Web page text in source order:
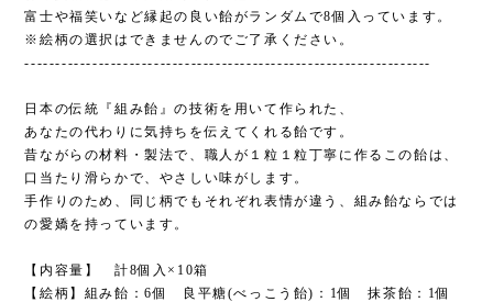
富士や福笑いなど縁起の良い飴がランダムで8個入っています。
※絵柄の選択はできませんのでご了承ください。
------------------------------------------------------------------
日本の伝統『組み飴』の技術を用いて作られた、
あなたの代わりに気持ちを伝えてくれる飴です。
昔ながらの材料・製法で、職人が１粒１粒丁寧に作るこの飴は、
口当たり滑らかで、やさしい味がします。
手作りのため、同じ柄でもそれぞれ表情が違う、組み飴ならでは
の愛嬌を持っています。
【内容量】 計8個入×10箱
【絵柄】組み飴：6個 良平糖(べっこう飴)：1個 抹茶飴：1個